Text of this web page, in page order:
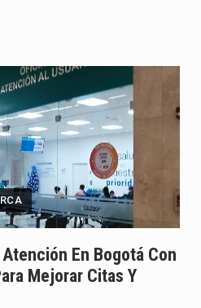
En Bogotá Con
Mejorar Citas Y